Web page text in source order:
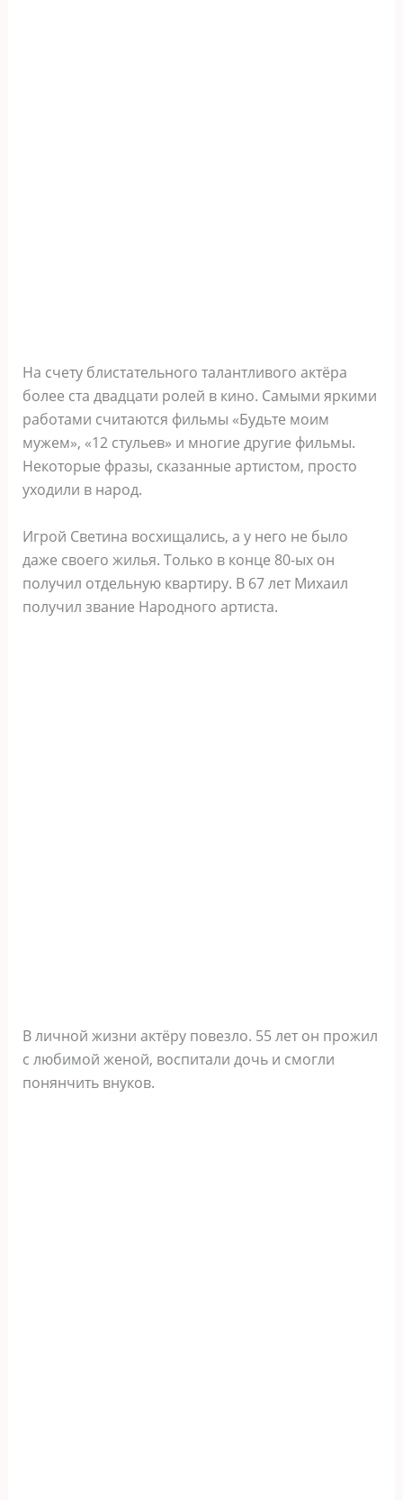
На счету блистательного талантливого актёра
более ста двадцати ролей в кино. Самыми яркими
работами считаются фильмы «Будьте моим
мужем», «12 стульев» и многие другие фильмы.
Некоторые фразы, сказанные артистом, просто
уходили в народ.
Игрой Светина восхищались, а у него не было
даже своего жилья. Только в конце 80-ых он
получил отдельную квартиру. В 67 лет Михаил
получил звание Народного артиста.
В личной жизни актёру повезло. 55 лет он прожил
с любимой женой, воспитали дочь и смогли
понянчить внуков.